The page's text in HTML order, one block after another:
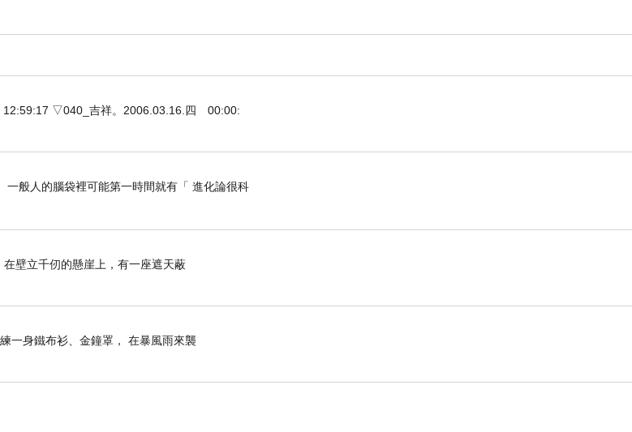
12:59:17 ▽040_吉祥。2006.03.16.四 00:00:
般人的腦袋裡可能第一時間就有「 進化論很科
上，有一座遮天蔽
一身鐵布衫、金鐘罩， 在暴風雨來襲